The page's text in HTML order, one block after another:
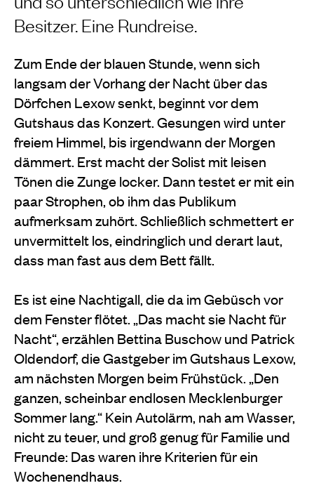
Besitzer. Eine Rundreise.
Zum Ende der blauen Stunde, wenn sich
langsam der Vorhang der Nacht über das
Dörfchen Lexow senkt, beginnt vor dem
Gutshaus das Konzert. Gesungen wird unter
freiem Himmel, bis irgendwann der Morgen
dämmert. Erst macht der Solist mit leisen
Tönen die Zunge locker. Dann testet er mit ein
paar Strophen, ob ihm das Publikum
aufmerksam zuhört. Schließlich schmettert er
unvermittelt los, eindringlich und derart laut,
dass man fast aus dem Bett fällt.
Es ist eine Nachtigall, die da im Gebüsch vor
dem Fenster flötet. „Das macht sie Nacht für
Nacht“, erzählen Bettina Buschow und Patrick
Oldendorf, die Gastgeber im Gutshaus Lexow,
am nächsten Morgen beim Frühstück. „Den
ganzen, scheinbar endlosen Mecklenburger
Sommer lang.“ Kein Autolärm, nah am Wasser,
nicht zu teuer, und groß genug für Familie und
Freunde: Das waren ihre Kriterien für ein
Wochenendhaus.